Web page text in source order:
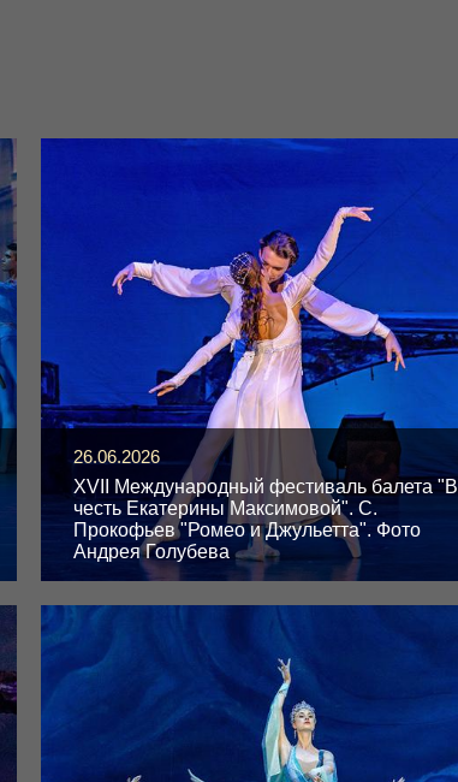
26.06.2026
XVII Международный фестиваль балета "В
честь Екатерины Максимовой". С.
Прокофьев "Ромео и Джульетта". Фото
Андрея Голубева